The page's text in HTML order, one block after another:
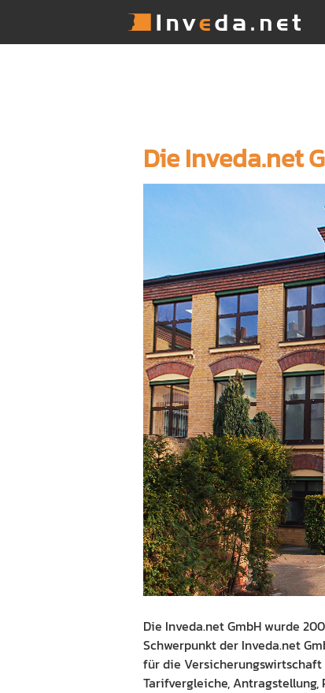
Die Inveda.net
Die Inveda.net GmbH wurde
Schwerpunkt der Inveda.net
für die Versicherungswirtschaft
Tarifvergleiche,